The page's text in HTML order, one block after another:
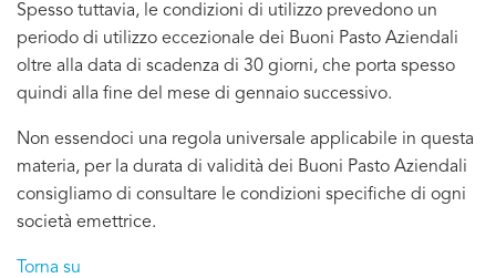
Spesso tuttavia, le condizioni di utilizzo prevedono un
periodo di utilizzo eccezionale dei Buoni Pasto Aziendali
oltre alla data di scadenza di 30 giorni, che porta spesso
quindi alla fine del mese di gennaio successivo.
Non essendoci una regola universale applicabile in questa
materia, per la durata di validità dei Buoni Pasto Aziendali
consigliamo di consultare le condizioni specifiche di ogni
società emettrice.
Torna su